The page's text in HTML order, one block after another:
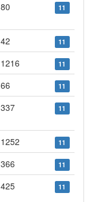
80 11
42 11
1216 11
66 11
337 11
1252 11
366 11
425 11